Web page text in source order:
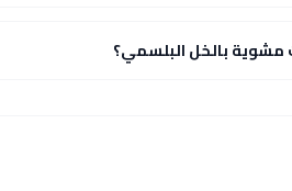
بالخل البلسمي؟